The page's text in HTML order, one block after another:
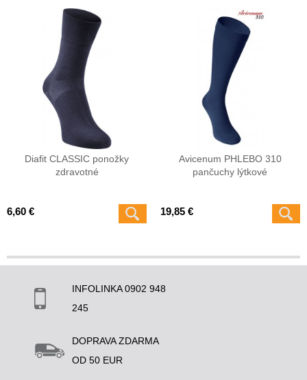
Diafit CLASSIC ponožky
zdravotné
6,60 €
Avicenum PHLEBO 310
pančuchy lýtkové
19,85 €
INFOLINKA 0902 948
245
DOPRAVA ZDARMA
OD 50 EUR